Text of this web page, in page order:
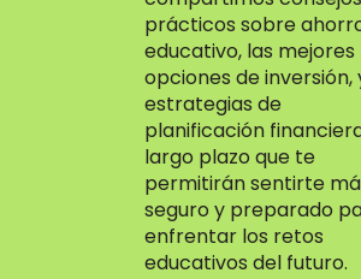
prácticos sobre
educativo, las mejores
opciones de inversión,
estrategias de
planificación
largo plazo que te
permitirán sentirte
seguro y preparado
enfrentar los retos
educativos del futuro.